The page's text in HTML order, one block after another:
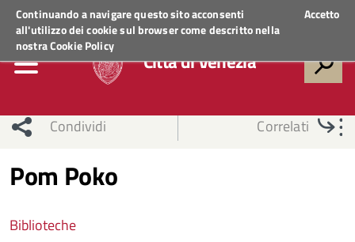
Continuando a navigare questo sito acconsenti
all'utilizzo dei cookie sul browser come descritto nella
nostraCookie Policy
Accetto
Regione VenetoACCEDI AI SERVIZI
Città di Venezia
Condividi Correlati
Pom Poko
Biblioteche